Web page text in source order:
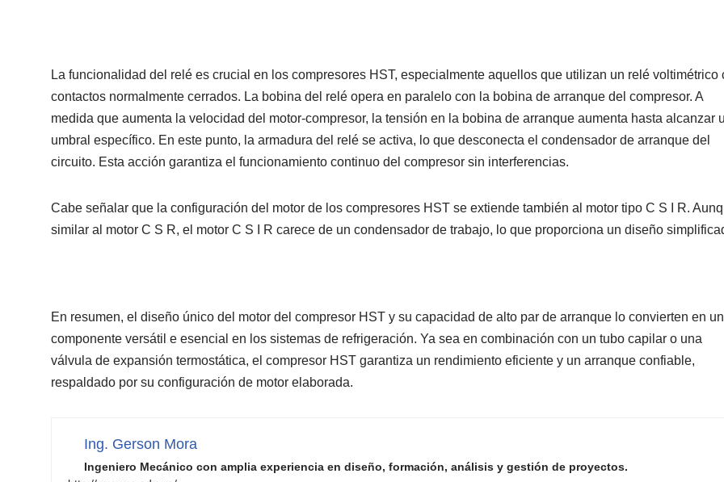
La funcionalidad del relé es crucial en los compresores HST, especialmente aquellos que utilizan un relé voltimétrico
contactos normalmente cerrados. La bobina del relé opera en paralelo con la bobina de arranque del compresor. A
medida que aumenta la velocidad del motor-compresor, la tensión en la bobina de arranque aumenta hasta alcanzar
umbral específico. En este punto, la armadura del relé se activa, lo que desconecta el condensador de arranque del
circuito. Esta acción garantiza el funcionamiento continuo del compresor sin interferencias.
Cabe señalar que la configuración del motor de los compresores HST se extiende también al motor tipo C S I R.
similar al motor C S R, el motor C S I R carece de un condensador de trabajo, lo que proporciona un diseño
En resumen, el diseño único del motor del compresor HST y su capacidad de alto par de arranque lo convierten en un
componente versátil e esencial en los sistemas de refrigeración. Ya sea en combinación con un tubo capilar o una
válvula de expansión termostática, el compresor HST garantiza un rendimiento eficiente y un arranque confiable,
respaldado por su configuración de motor elaborada.
Ing. Gerson Mora
Ingeniero Mecánico con amplia experiencia en diseño, formación, análisis y gestión de proyectos.